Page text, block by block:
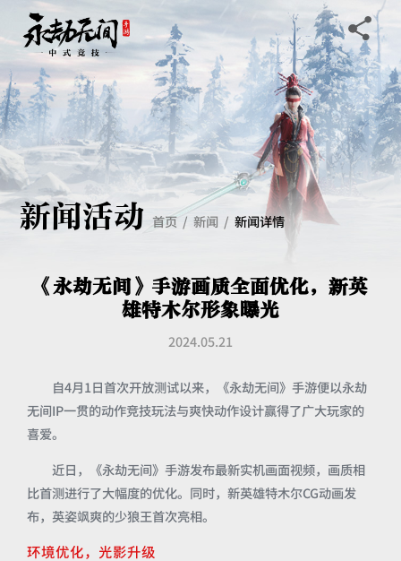
新闻活动 首页 新闻 新闻详情
《永劫无间》手游画质全面优化，新英
雄特木尔形象曝光
2024.05.21
自4月1日首次开放测试以来，《永劫无间》手游便以永劫
无间IP一贯的动作竞技玩法与爽快动作设计赢得了广大玩家的
喜爱。
近日，《永劫无间》手游发布最新实机画面视频，画质相
比首测进行了大幅度的优化。同时，新英雄特木尔CG动画发
布，英姿飒爽的少狼王首次亮相。
环境优化，光影升级